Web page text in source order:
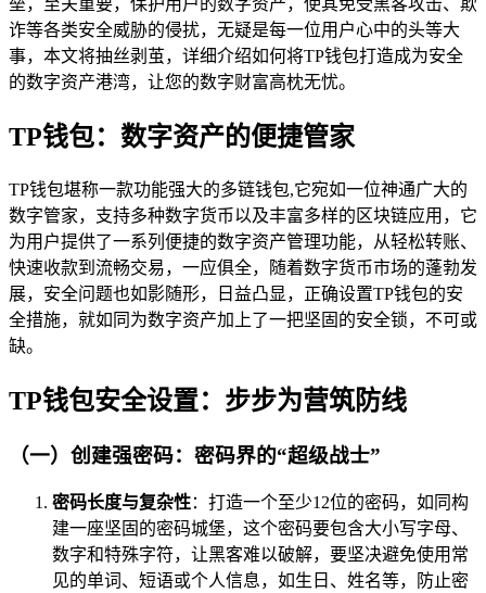
诈等各类安全威胁的侵扰，无疑是每一位用户心中的头等大
事，本文将抽丝剥茧，详细介绍如何将TP钱包打造成为安全
的数字资产港湾，让您的数字财富高枕无忧。
TP钱包：数字资产的便捷管家
TP钱包堪称一款功能强大的多链钱包,它宛如一位神通广大的
数字管家，支持多种数字货币以及丰富多样的区块链应用，它
为用户提供了一系列便捷的数字资产管理功能，从轻松转账、
快速收款到流畅交易，一应俱全，随着数字货币市场的蓬勃发
展，安全问题也如影随形，日益凸显，正确设置TP钱包的安
全措施，就如同为数字资产加上了一把坚固的安全锁，不可或
缺。
TP钱包安全设置：步步为营筑防线
（一）创建强密码：密码界的“超级战士”
密码长度与复杂性：打造一个至少12位的密码，如同构
建一座坚固的密码城堡，这个密码要包含大小写字母、
数字和特殊字符，让黑客难以破解，要坚决避免使用常
见的单词、短语或个人信息，如生日、姓名等，防止密